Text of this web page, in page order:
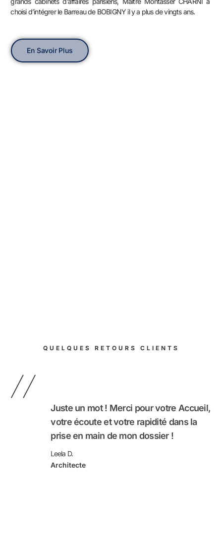
choisi d’intégrer le Barreau de BOBIGNY il y a plus de vingts ans.
En Savoir Plus
QUELQUES RETOURS CLIENTS
Juste un mot ! Merci pour votre Accueil,
votre écoute et votre rapidité dans la
prise en main de mon dossier !
Leela D.
Architecte